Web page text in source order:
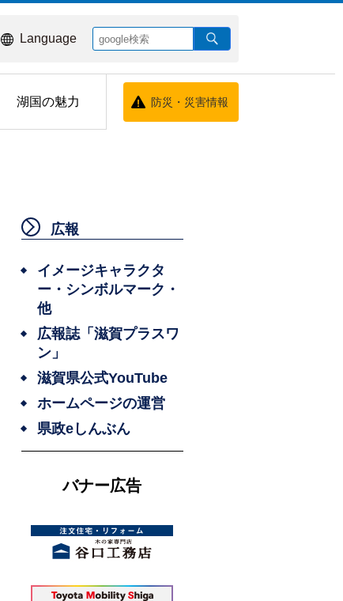
Language
湖国の魅力 防災・災害情報
広報
イメージキャラクタ
ー・シンボルマーク・
他
広報誌「滋賀プラスワ
ン」
滋賀県公式YouTube
ホームページの運営
県政eしんぶん
バナー広告